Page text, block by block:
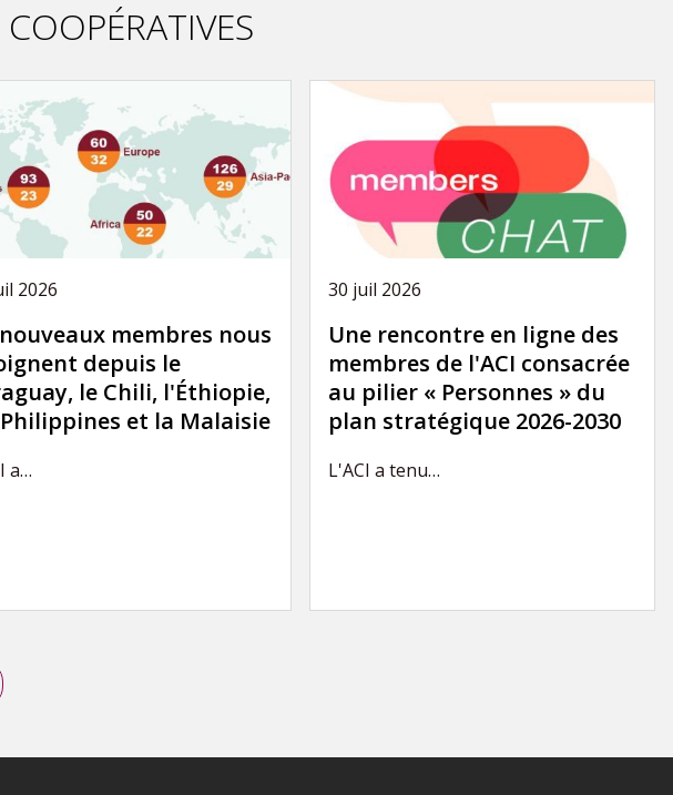
2026
membres nous
depuis le
le Chili, l'Éthiopie,
et la Malaisie
a…
30 juil 2026
Une rencontre en ligne des
membres de l'ACI consacrée
au pilier « Personnes » du
plan stratégique 2026-2030
L'ACI a tenu…